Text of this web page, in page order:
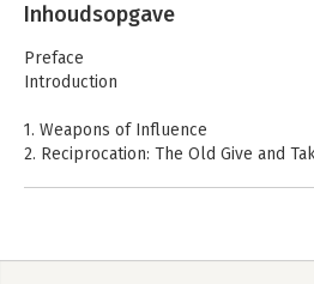
Inhoudsopgave
Preface
Introduction
1. Weapons of Influence
2. Reciprocation: The Old Give and